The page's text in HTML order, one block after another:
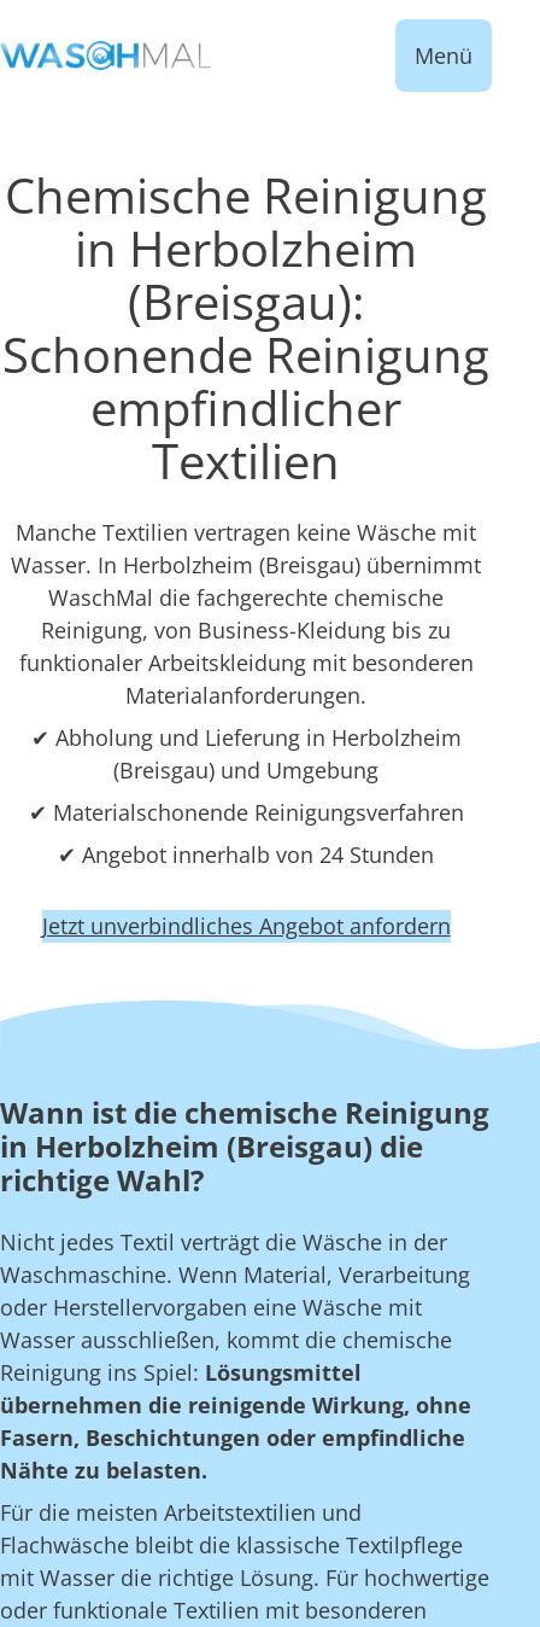
Menü
Chemische Reinigung
in Herbolzheim
(Breisgau):
Schonende Reinigung
empfindlicher
Textilien
Manche Textilien vertragen keine Wäsche mit
Wasser. In Herbolzheim (Breisgau) übernimmt
WaschMal die fachgerechte chemische
Reinigung, von Business-Kleidung bis zu
funktionaler Arbeitskleidung mit besonderen
Materialanforderungen.
✔ Abholung und Lieferung in Herbolzheim
(Breisgau) und Umgebung
✔ Materialschonende Reinigungsverfahren
✔ Angebot innerhalb von 24 Stunden
Jetzt unverbindliches Angebot anfordern
Wann ist die chemische Reinigung
in Herbolzheim (Breisgau) die
richtige Wahl?
Nicht jedes Textil verträgt die Wäsche in der
Waschmaschine. Wenn Material, Verarbeitung
oder Herstellervorgaben eine Wäsche mit
Wasser ausschließen, kommt die chemische
Reinigung ins Spiel: Lösungsmittel
übernehmen die reinigende Wirkung, ohne
Fasern, Beschichtungen oder empfindliche
Nähte zu belasten.
Für die meisten Arbeitstextilien und
Flachwäsche bleibt die klassische Textilpflege
mit Wasser die richtige Lösung. Für hochwertige
oder funktionale Textilien mit besonderen